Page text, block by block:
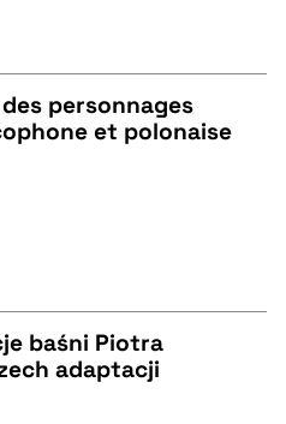
personnages
et polonaise
baśni Piotra
adaptacji